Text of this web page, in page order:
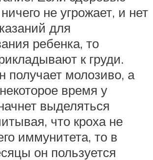
не угрожает, и нет
для
ребенка, то
к груди.
получает молозиво, а
время у
выделяться
что кроха не
иммунитета, то в
он пользуется